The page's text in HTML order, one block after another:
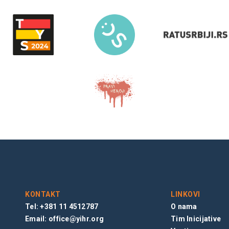
KONTAKT
Tel: +381 11 4512787
Email: office@yihr.org
LINKOVI
O nama
Tim Inicijative